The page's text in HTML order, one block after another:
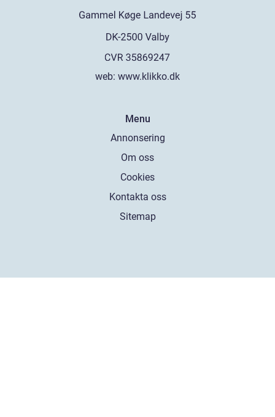
web: www.klikko.dk
Menu
Annonsering
Om oss
Cookies
Kontakta oss
Sitemap